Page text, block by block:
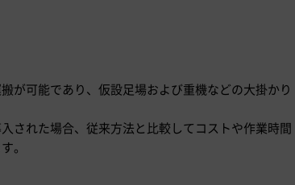
が可能であり、仮設足場および重機などの大掛かり
された場合、従来方法と比較してコストや作業時間
。